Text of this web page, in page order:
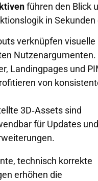
führen den Blick
in Sekunden
verknüpfen visuelle
Nutzenargumenten.
Landingpages und
von
3D‑Assets sind
für Updates und
technisch korrekte
erhöhen die